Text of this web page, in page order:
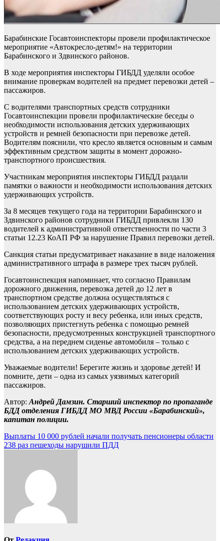
Барабинские Госавтоинспекторы провели профилактическое
мероприятие «Автокресло-детям!» на территории
Барабинского и Здвинского районов.
В ходе мероприятия инспекторы ГИБДД уделяли особое
внимание проверкам водителей на предмет перевозки детей –
пассажиров.
С водителями транспортных средств сотрудники
Госавтоинспекции провели профилактические беседы о
необходимости использования детских удерживающих
устройств и ремней безопасности при перевозке детей.
Водителям пояснили, что кресло является основным и самым
эффективным средством защиты в момент дорожно-
транспортного происшествия.
Участникам мероприятия инспекторы ГИБДД раздали
памятки о важности и необходимости использования детских
удерживающих устройств.
За 8 месяцев текущего года на территории Барабинского и
Здвинского районов сотрудники ГИБДД привлекли 130
водителей к административной ответственности по части 3
статьи 12.23 КоАП РФ за нарушение Правил перевозки детей.
Санкция статьи предусматривает наказание в виде наложения
административного штрафа в размере трех тысяч рублей.
Госавтоинспекция напоминает, что согласно Правилам
дорожного движения, перевозка детей до 12 лет в
транспортном средстве должна осуществляться с
использованием детских удерживающих устройств,
соответствующих росту и весу ребенка, или иных средств,
позволяющих пристегнуть ребенка с помощью ремней
безопасности, предусмотренных конструкцией транспортного
средства, а на переднем сиденье автомобиля – только с
использованием детских удерживающих устройств.
Уважаемые водители! Берегите жизнь и здоровье детей! И
помните, дети – одна из самых уязвимых категорий
пассажиров.
Автор: Андрей Дамзин. Старший инспектор по пропаганде
БДД отделения ГИБДД МО МВД России «Барабинский»,
капитан полиции.
Навигация
по
Выплаты 10 000 рублей начали получать пенсионеры области
238 раз пешеходы нарушили ПДД